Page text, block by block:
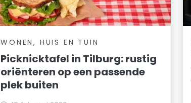
WONEN, HUIS EN TUIN
Picknicktafel in Tilburg: rustig
oriënteren op een passende
plek buiten